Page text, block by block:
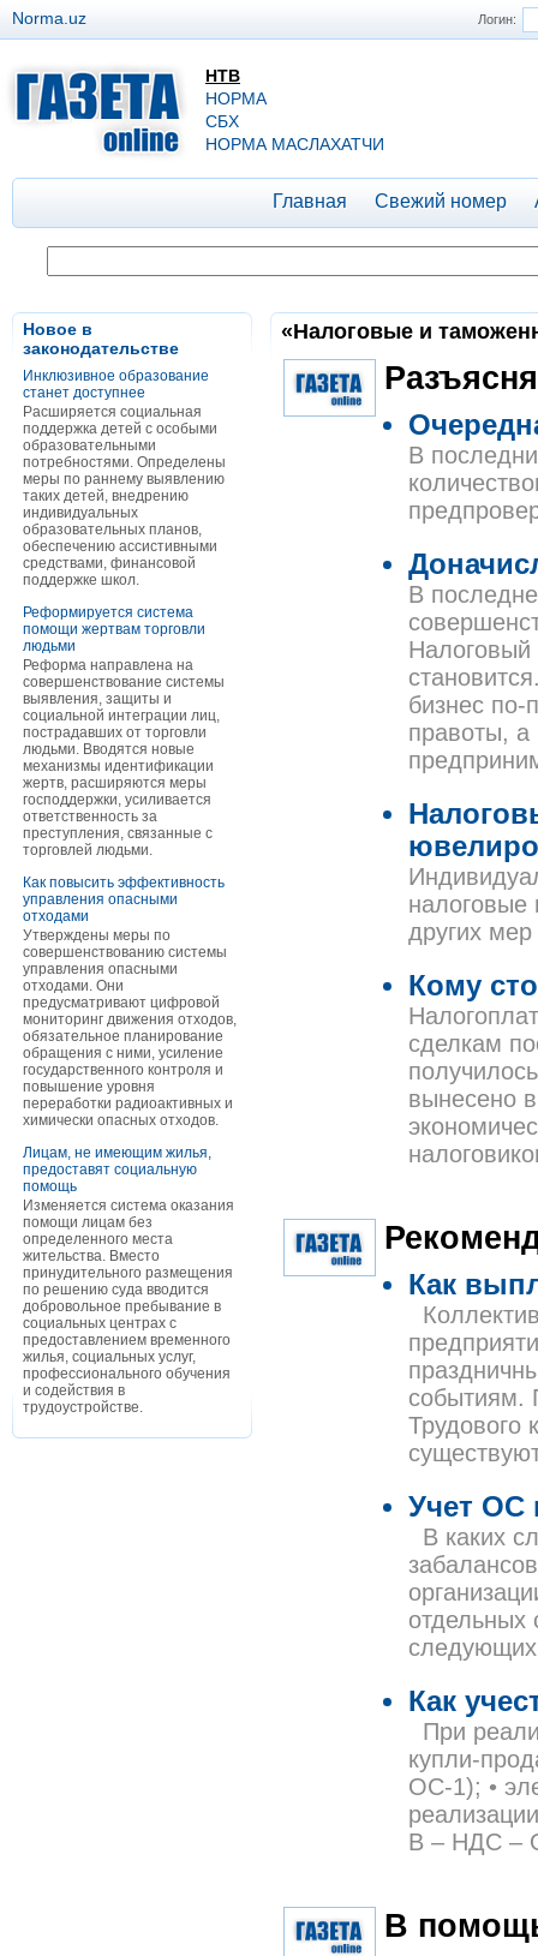
Логин:
Norma.uz
НТВ
НОРМА
СБХ
НОРМА МАСЛАХАТЧИ
Главная Свежий номер
Новое в
законодательстве
Инклюзивное образование
станет доступнее
Расширяется социальная
поддержка детей с особыми
образовательными
потребностями. Определены
меры по раннему выявлению
таких детей, внедрению
индивидуальных
образовательных планов,
обеспечению ассистивными
средствами, финансовой
поддержке школ.
Реформируется система
помощи жертвам торговли
людьми
Реформа направлена на
совершенствование системы
выявления, защиты и
социальной интеграции лиц,
пострадавших от торговли
людьми. Вводятся новые
механизмы идентификации
жертв, расширяются меры
господдержки, усиливается
ответственность за
преступления, связанные с
торговлей людьми.
Как повысить эффективность
управления опасными
отходами
Утверждены меры по
совершенствованию системы
управления опасными
отходами. Они
предусматривают цифровой
мониторинг движения отходов,
обязательное планирование
обращения с ними, усиление
государственного контроля и
повышение уровня
переработки радиоактивных и
химически опасных отходов.
Лицам, не имеющим жилья,
предоставят социальную
помощь
Изменяется система оказания
помощи лицам без
определенного места
жительства. Вместо
принудительного размещения
по решению суда вводится
добровольное пребывание в
социальных центрах с
предоставлением временного
жилья, социальных услуг,
профессионального обучения
и содействия в
трудоустройстве.
«Налоговые и
В
В
Налоговый
бизнес по-
правоты, а
других
Кому
сделкам
вынесено
Как
событиям.
Трудового
Учет ОС
В каких
отдельных
Как
При
купли-
ОС-1); •
В – НДС –
В